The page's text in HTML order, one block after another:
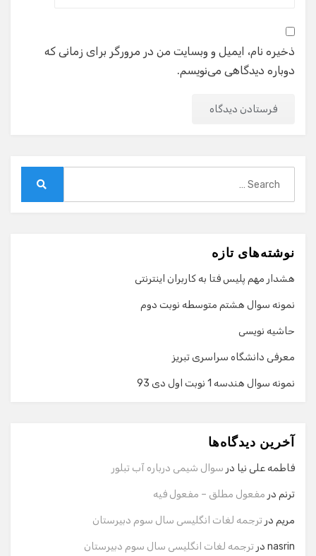
ذخیره نام، ایمیل و وبسایت من در مرورگر برای زمانی که
دوباره دیدگاهی می‌نویسم.
نوشته‌های تازه
هشدار مهم پلیس فتا به کاربران اینترنتی
نمونه سوال هشتم متوسطه نوبت دوم
حاشیه نویسی
معرفی دانشگاه سراسری تبریز
نمونه سوال هندسه 1 نوبت اول دی 93
آخرین دیدگاه‌ها
فاطمه علی نیا در سوال شیمی درباره آب تبلور
ترنم در مفعول مطلق – مفعول فیه
مریم در ترجمه لغات انگلیسی سال سوم دبیرستان
nasrin در ترجمه لغات انگلیسی سال سوم دبیرستان
گفت‌وگو با دستیار هوشمند
سلام! برای شروع گفت‌وگو لطفاً شماره تماس یا ایمیل خود را
وارد کنید.